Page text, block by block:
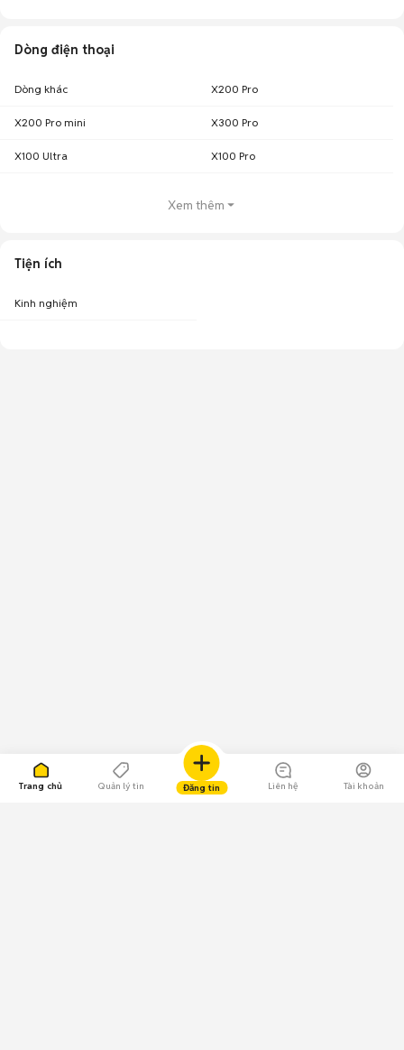
Trang chủ Quản lý tin Đăng tin Liên hệ Tài khoản
Dòng điện thoại
Dòng khác X200 Pro
X200 Pro mini X300 Pro
X100 Ultra X100 Pro
Xem thêm
Tiện ích
Kinh nghiệm